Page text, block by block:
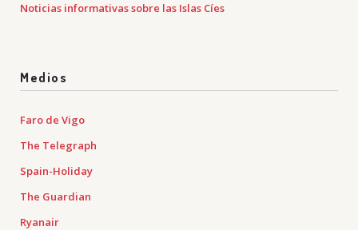
Noticias informativas sobre las Islas Cíes
Medios
Faro de Vigo
The Telegraph
Spain-Holiday
The Guardian
Ryanair